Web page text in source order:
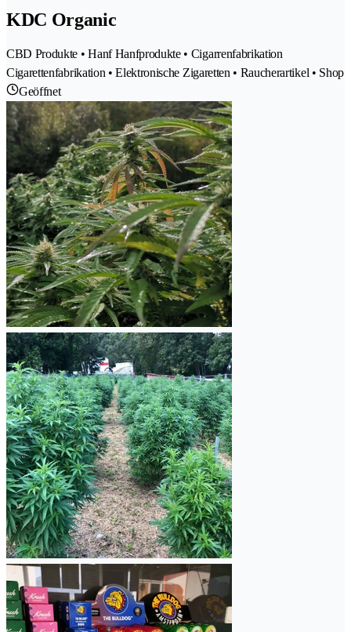
KDC Organic
CBD Produkte • Hanf Hanfprodukte • Cigarrenfabrikation
Cigarettenfabrikation • Elektronische Zigaretten • Raucherartikel • Shop
Geöffnet